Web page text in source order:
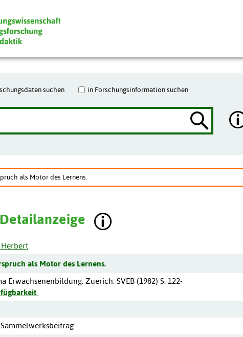
suchen in Forschungsinformation suchen
als Motor des Lernens.
als Motor des Lernens.
Erwachsenenbildung. Zuerich: SVEB (1982) S. 122-